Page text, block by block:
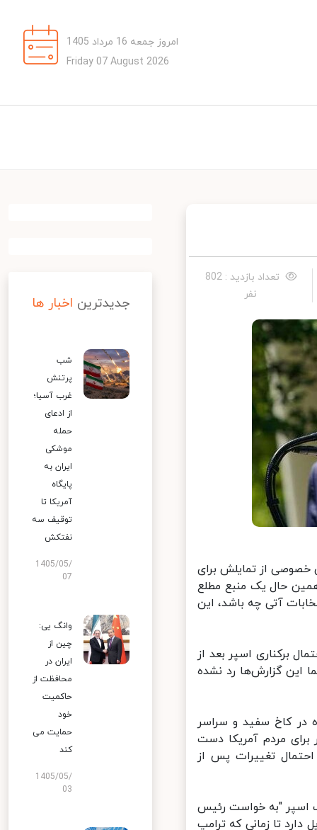
امروز جمعه 16 مرداد 1405
Friday 07 August 2026
تعداد بازدید : 802
نفر
از تمایلش برای
حال یک منبع مطلع
آتی چه باشد، این
برکناری اسپر بعد از
گزارش‌ها رد نشده
کاخ سفید و سراسر
مردم آمریکا دست
تغییرات پس از
اسپر "به خواست رئیس
تا زمانی که ترامپ
جدیدترین اخبار ها
شب
پرتنش
غرب آسیا؛
از ادعای
حمله
موشکی
ایران به
پایگاه
آمریکا تا
توقیف سه
نفتکش
1405/05/
07
وانگ یی:
چین از
ایران در
محافظت از
حاکمیت
خود
حمایت می
کند
1405/05/
03